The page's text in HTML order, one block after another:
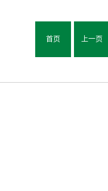
降低意外事故出现的频率并防止
出气孔来通气就可以，因此防沉
首页 上一页